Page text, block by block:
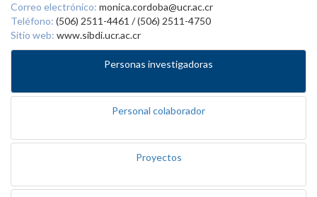
Correo electrónico: monica.cordoba@ucr.ac.cr
Teléfono: (506) 2511-4461 / (506) 2511-4750
Sitio web: www.sibdi.ucr.ac.cr
Personas investigadoras
Personal colaborador
Proyectos